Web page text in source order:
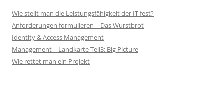
Wie stellt man die Leistungsfähigkeit der IT fest?
Anforderungen formulieren – Das Wurstbrot
Identity & Access Management
Management – Landkarte Teil3: Big Picture
Wie rettet man ein Projekt